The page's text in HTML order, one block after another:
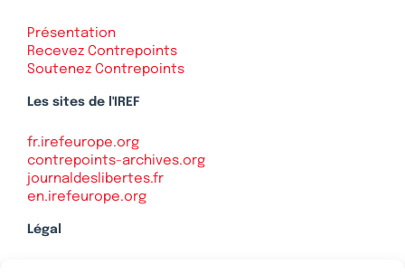
Présentation
Recevez Contrepoints
Soutenez Contrepoints
Les sites de l'IREF
fr.irefeurope.org
contrepoints-archives.org
journaldeslibertes.fr
en.irefeurope.org
Légal